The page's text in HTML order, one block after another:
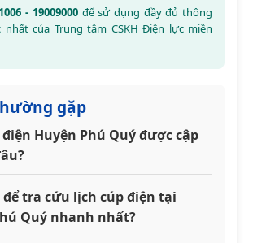
- 19009000để sử dụng đầy đủ thông
của Trung tâm CSKH Điện lực miền
gặp
Huyện Phú Quý được cập
để tra cứu lịch cúp điện tại
Quý nhanh nhất?